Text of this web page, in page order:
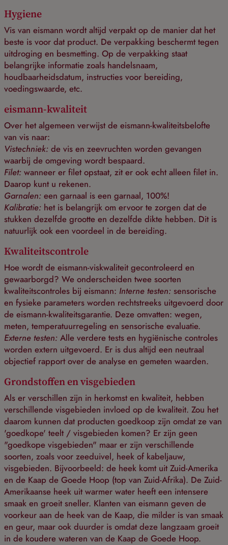
Hygiene
Vis van eismann wordt altijd verpakt op de manier dat het
beste is voor dat product. De verpakking beschermt tegen
uitdroging en besmetting. Op de verpakking staat
belangrijke informatie zoals handelsnaam,
houdbaarheidsdatum, instructies voor bereiding,
voedingswaarde, etc.
eismann-kwaliteit
Over het algemeen verwijst de eismann-kwaliteitsbelofte
van vis naar:
Vistechniek: de vis en zeevruchten worden gevangen
waarbij de omgeving wordt bespaard.
Filet: wanneer er filet opstaat, zit er ook echt alleen filet in.
Daarop kunt u rekenen.
Garnalen: een garnaal is een garnaal, 100%!
Kalibratie: het is belangrijk om ervoor te zorgen dat de
stukken dezelfde grootte en dezelfde dikte hebben. Dit is
natuurlijk ook een voordeel in de bereiding.
Kwaliteitscontrole
Hoe wordt de eismann-viskwaliteit gecontroleerd en
gewaarborgd? We onderscheiden twee soorten
kwaliteitscontroles bij eismann: Interne testen: sensorische
en fysieke parameters worden rechtstreeks uitgevoerd door
de eismann-kwaliteitsgarantie. Deze omvatten: wegen,
meten, temperatuurregeling en sensorische evaluatie.
Externe testen: Alle verdere tests en hygiënische controles
worden extern uitgevoerd. Er is dus altijd een neutraal
objectief rapport over de analyse en gemeten waarden.
Grondstoffen en visgebieden
Als er verschillen zijn in herkomst en kwaliteit, hebben
verschillende visgebieden invloed op de kwaliteit. Zou het
daarom kunnen dat producten goedkoop zijn omdat ze van
'goedkope' teelt / visgebieden komen? Er zijn geen
"goedkope visgebieden" maar er zijn verschillende
soorten, zoals voor zeeduivel, heek of kabeljauw,
visgebieden. Bijvoorbeeld: de heek komt uit Zuid-Amerika
en de Kaap de Goede Hoop (top van Zuid-Afrika). De Zuid-
Amerikaanse heek uit warmer water heeft een intensere
smaak en groeit sneller. Klanten van eismann geven de
voorkeur aan de heek van de Kaap, die milder is van smaak
en geur, maar ook duurder is omdat deze langzaam groeit
in de koudere wateren van de Kaap de Goede Hoop.